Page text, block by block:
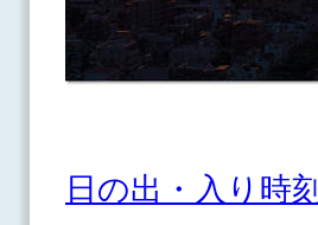
日の出・入り時刻